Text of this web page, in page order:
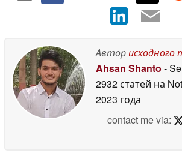
Авторисходного
Ahsan Shanto -
2932 статей на
2023 года
contact me via: